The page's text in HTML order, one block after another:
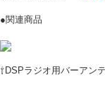
●関連商品
⇧DSPラジオ用バーアン